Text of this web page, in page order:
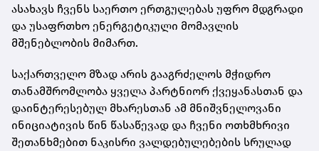
ასახავს ჩვენს საერთო ერთგულებას უფრო მდგრადი
და უსაფრთხო ენერგეტიკული მომავლის
მშენებლობის მიმართ.
საქართველო მზად არის გააგრძელოს მჭიდრო
თანამშრომლობა ყველა პარტნიორ ქვეყანასთან და
დაინტერესებულ მხარესთან ამ მნიშვნელოვანი
ინიციატივის წინ წასაწევად და ჩვენი ოთხმხრივი
შეთანხმებით ნაკისრი ვალდებულებების სრულად